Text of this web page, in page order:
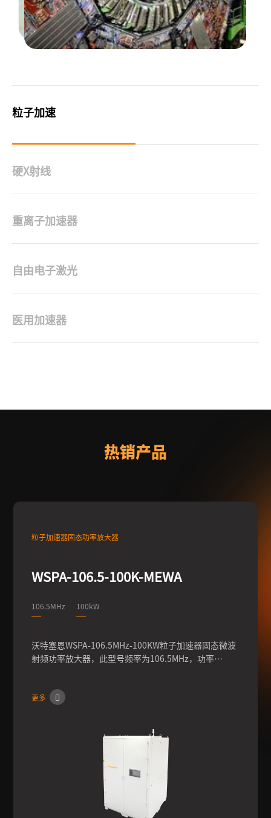
粒子加速
硬X射线
重离子加速器
自由电子激光
医用加速器
热销产品
粒子加速器固态功率放大器
WSPA-162.5-150K-PEFA
162.5MHz 150kW
沃特塞恩WSPA-162.5MHz-150KW粒子加速器固态射频
功率放大器，此型号频率为162.5MHz，功率150kW，
研发定制不同频率、功率的微波射频功率源。
更多